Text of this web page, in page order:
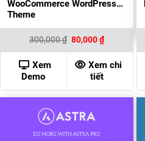
WooCommerce WordPress
Theme
300,000₫ Giá
gốc
là:
300,000 ₫.
80,000₫Giá
hiện
tại
là:
80,000 ₫.
Xem
Demo
Xem chi
tiết